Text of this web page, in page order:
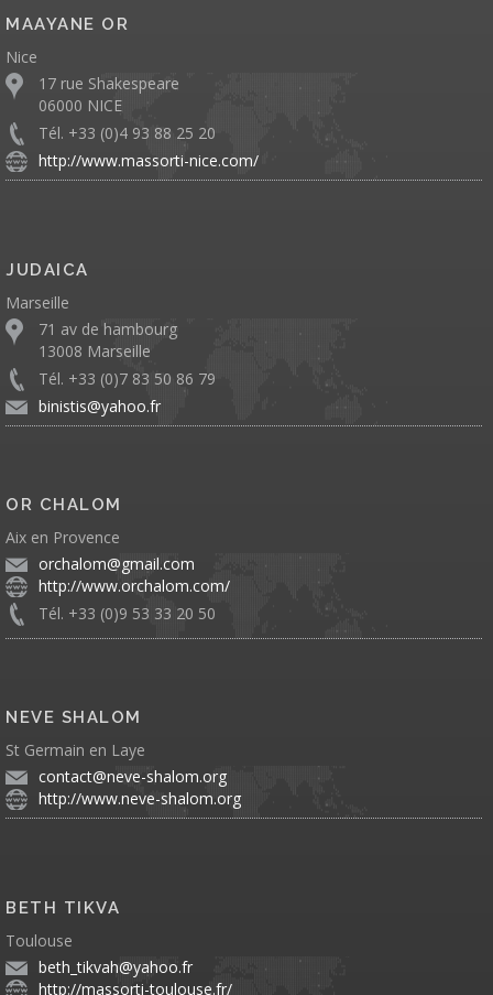
MAAYANE OR
Nice
17 rue Shakespeare
06000 NICE
Tél. +33 (0)4 93 88 25 20
http://www.massorti-nice.com/
JUDAICA
Marseille
71 av de hambourg
13008 Marseille
Tél. +33 (0)7 83 50 86 79
binistis@yahoo.fr
OR CHALOM
Aix en Provence
orchalom@gmail.com
http://www.orchalom.com/
Tél. +33 (0)9 53 33 20 50
NEVE SHALOM
St Germain en Laye
contact@neve-shalom.org
http://www.neve-shalom.org
BETH TIKVA
Toulouse
beth_tikvah@yahoo.fr
http://massorti-toulouse.fr/